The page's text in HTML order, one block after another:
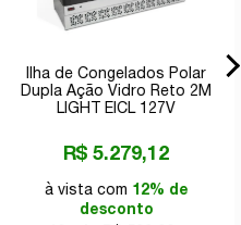
Ilha de Congelados Polar
Dupla Ação Vidro Reto 2M
LIGHT EICL 127V
R$ 5.279,12
à vista com 12% de
desconto